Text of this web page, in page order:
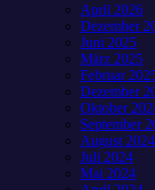
April 2026
Dezember
Juni 2025
März 2025
Februar
Dezember
Oktober
September
August 2024
Juli 2024
Mai 2024